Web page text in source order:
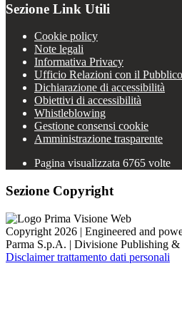
Sezione Link Utili
Cookie policy
Note legali
Informativa Privacy
Ufficio Relazioni con il Pubblico
Dichiarazione di accessibilità
Obiettivi di accessibilità
Whistleblowing
Gestione consensi cookie
Amministrazione trasparente
Pagina visualizzata 6765 volte
Sezione Copyright
Copyright 2026 | Engineered and
Parma S.p.A. | Divisione Publishing
Disclaimer trattamento dati personali